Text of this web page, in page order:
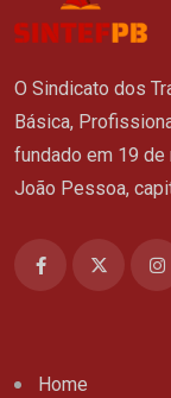
O Sindicato dos
Básica,
fundado em 19
João Pessoa,
Home